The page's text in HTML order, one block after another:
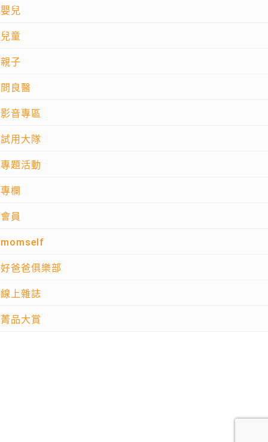
嬰兒
兒童
親子
問良醫
影音專區
試用大隊
專題活動
專欄
會員
momself
好爸爸俱樂部
線上雜誌
菁品大賞